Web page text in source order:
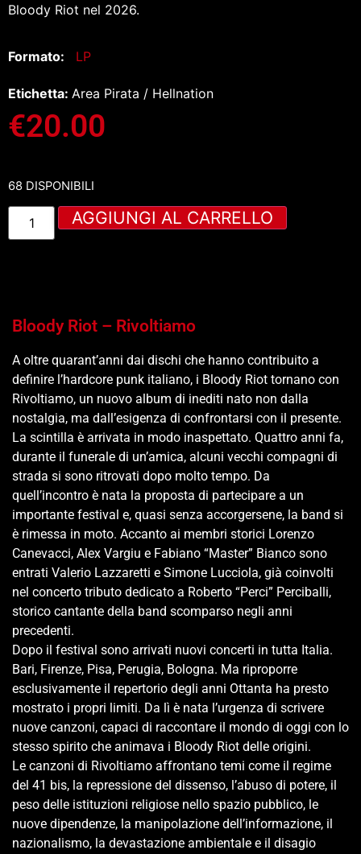
Bloody Riot nel 2026.
Formato: LP
Etichetta: Area Pirata / Hellnation
€20.00
68 DISPONIBILI
AGGIUNGI AL CARRELLO
Bloody Riot – Rivoltiamo
A oltre quarant’anni dai dischi che hanno contribuito a
definire l’hardcore punk italiano, i Bloody Riot tornano con
Rivoltiamo, un nuovo album di inediti nato non dalla
nostalgia, ma dall’esigenza di confrontarsi con il presente.
La scintilla è arrivata in modo inaspettato. Quattro anni fa,
durante il funerale di un’amica, alcuni vecchi compagni di
strada si sono ritrovati dopo molto tempo. Da
quell’incontro è nata la proposta di partecipare a un
importante festival e, quasi senza accorgersene, la band si
è rimessa in moto. Accanto ai membri storici Lorenzo
Canevacci, Alex Vargiu e Fabiano “Master” Bianco sono
entrati Valerio Lazzaretti e Simone Lucciola, già coinvolti
nel concerto tributo dedicato a Roberto “Perci” Perciballi,
storico cantante della band scomparso negli anni
precedenti.
Dopo il festival sono arrivati nuovi concerti in tutta Italia.
Bari, Firenze, Pisa, Perugia, Bologna. Ma riproporre
esclusivamente il repertorio degli anni Ottanta ha presto
mostrato i propri limiti. Da lì è nata l’urgenza di scrivere
nuove canzoni, capaci di raccontare il mondo di oggi con lo
stesso spirito che animava i Bloody Riot delle origini.
Le canzoni di Rivoltiamo affrontano temi come il regime
del 41 bis, la repressione del dissenso, l’abuso di potere, il
peso delle istituzioni religiose nello spazio pubblico, le
nuove dipendenze, la manipolazione dell’informazione, il
nazionalismo, la devastazione ambientale e il disagio